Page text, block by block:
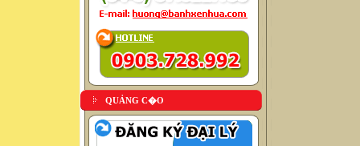
QUẢNG C�O